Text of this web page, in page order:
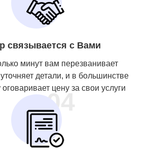
связывается с Вами
минут вам перезванивает
детали, и в большинстве
цену за свои услуги
04